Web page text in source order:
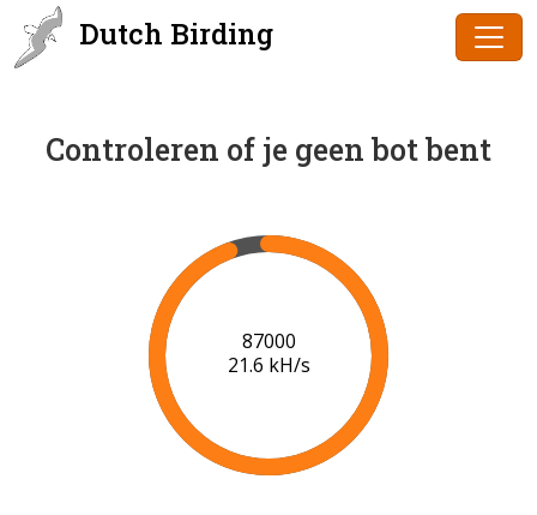
Dutch Birding
Controleren of je geen bot bent
88000
21.6 kH/s